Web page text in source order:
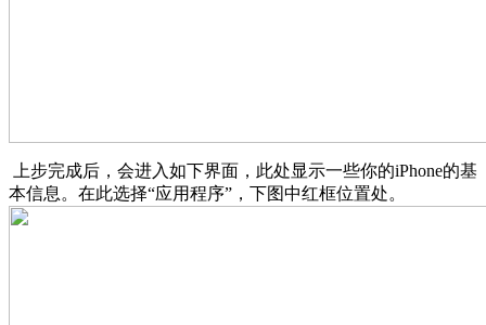
上步完成后，会进入如下界面，此处显示一些你的iPhone的基
本信息。在此选择“应用程序”，下图中红框位置处。